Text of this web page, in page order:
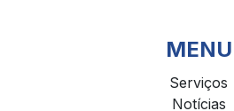
MENU
Serviços
Notícias